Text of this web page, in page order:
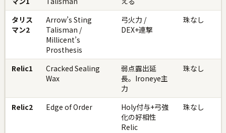
タリス
マン2
Arrow’s Sting
Talisman /
Millicent’s
Prosthesis
弓火力 /
DEX+連撃
珠なし
Relic1
Cracked Sealing
Wax
弱点露出延
長。Ironeye主
力
珠なし
Relic2 Edge of Order
Holy付与+弓強
化の好相性
Relic
珠なし